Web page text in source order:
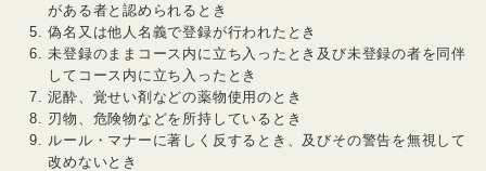
がある者と認められるとき
偽名又は他人名義で登録が行われたとき
未登録のままコース内に立ち入ったとき及び未登録の者を同伴
してコース内に立ち入ったとき
泥酔、覚せい剤などの薬物使用のとき
刃物、危険物などを所持しているとき
ルール・マナーに著しく反するとき、及びその警告を無視して
改めないとき